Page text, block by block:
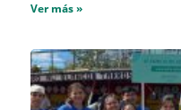
Ver más »